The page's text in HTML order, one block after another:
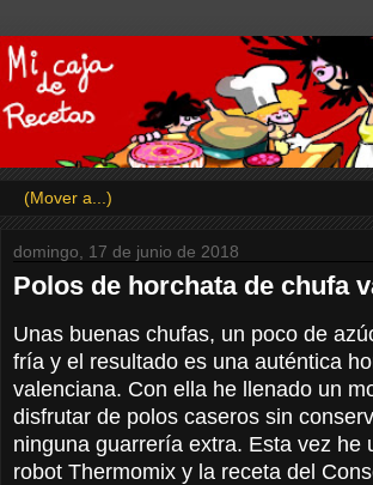
domingo, 17 de junio de 2018
Polos de horchata de chufa
Unas buenas chufas, un poco de
fría y el resultado es una auténtica
valenciana. Con ella he llenado un
disfrutar de polos caseros sin
ninguna guarrería extra. Esta vez he
robot Thermomix y la receta del